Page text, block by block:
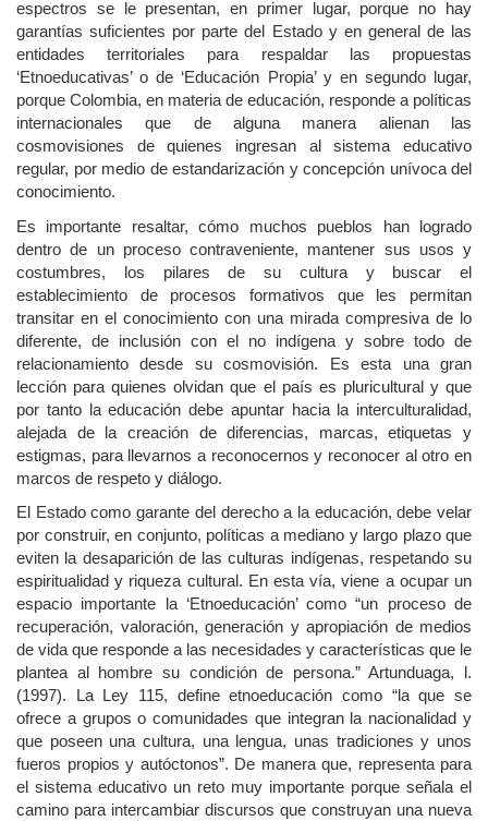
espectros se le presentan, en primer lugar, porque no hay
garantías suficientes por parte del Estado y en general de las
entidades territoriales para respaldar las propuestas
‘Etnoeducativas’ o de ‘Educación Propia’ y en segundo lugar,
porque Colombia, en materia de educación, responde a políticas
internacionales que de alguna manera alienan las
cosmovisiones de quienes ingresan al sistema educativo
regular, por medio de estandarización y concepción unívoca del
conocimiento.
Es importante resaltar, cómo muchos pueblos han logrado
dentro de un proceso contraveniente, mantener sus usos y
costumbres, los pilares de su cultura y buscar el
establecimiento de procesos formativos que les permitan
transitar en el conocimiento con una mirada compresiva de lo
diferente, de inclusión con el no indígena y sobre todo de
relacionamiento desde su cosmovisión. Es esta una gran
lección para quienes olvidan que el país es pluricultural y que
por tanto la educación debe apuntar hacia la interculturalidad,
alejada de la creación de diferencias, marcas, etiquetas y
estigmas, para llevarnos a reconocernos y reconocer al otro en
marcos de respeto y diálogo.
El Estado como garante del derecho a la educación, debe velar
por construir, en conjunto, políticas a mediano y largo plazo que
eviten la desaparición de las culturas indígenas, respetando su
espiritualidad y riqueza cultural. En esta vía, viene a ocupar un
espacio importante la ‘Etnoeducación’ como “un proceso de
recuperación, valoración, generación y apropiación de medios
de vida que responde a las necesidades y características que le
plantea al hombre su condición de persona.” Artunduaga, l.
(1997). La Ley 115, define etnoeducación como “la que se
ofrece a grupos o comunidades que integran la nacionalidad y
que poseen una cultura, una lengua, unas tradiciones y unos
fueros propios y autóctonos”. De manera que, representa para
el sistema educativo un reto muy importante porque señala el
camino para intercambiar discursos que construyan una nueva